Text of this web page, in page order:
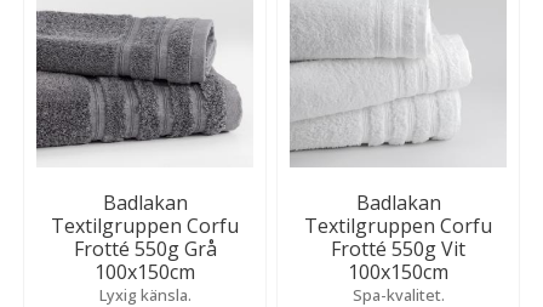
Badlakan
Textilgruppen Corfu
Frotté 550g Grå
100x150cm
Lyxig känsla.
Badlakan
Textilgruppen Corfu
Frotté 550g Vit
100x150cm
Spa-kvalitet.